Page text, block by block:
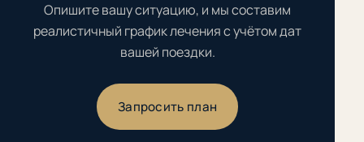
Опишите вашу ситуацию, и мы составим
реалистичный график лечения с учётом дат
вашей поездки.
Запросить план